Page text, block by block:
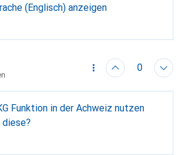
scheint. Könntest du bitte
Farbe das Metallgehäuse dieses
der Garmin Fenix 7 Pro Solar hat.
wie beim Titanium/Graphite-Modell
danke dir.
(Englisch) anzeigen
0
Funktion in der Achweiz nutzen
diese?